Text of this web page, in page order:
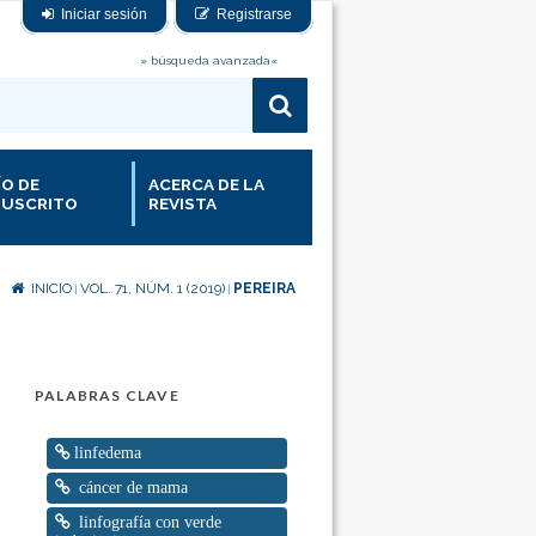
Iniciar sesión Registrarse
» búsqueda avanzada«
DE
ACERCA DE LA
REVISTA
INICIO VOL. 71, NÚM. 1 (2019) PEREIRA
PALABRAS CLAVE
linfedema
cáncer de mama
linfografía con verde